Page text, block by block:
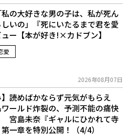
私の大好きな男の子は、私が死ん
いの」――『死にいたるまで君を愛
ー【本が好き!×カドブン】
愛
2026年08月07日
】読めばかならず元気がもらえ
ールド炸裂の、予測不能の痛快
宮島未奈『ギャルにひかれて寺
一章を特別公開！（4/4）